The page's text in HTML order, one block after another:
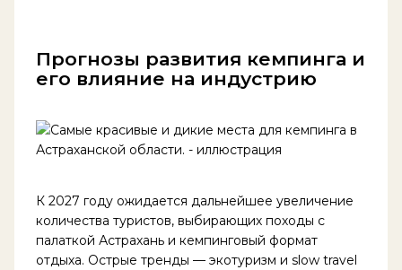
Прогнозы развития кемпинга и
его влияние на индустрию
К 2027 году ожидается дальнейшее увеличение
количества туристов, выбирающих походы с
палаткой Астрахань и кемпинговый формат
отдыха. Острые тренды — экотуризм и slow travel